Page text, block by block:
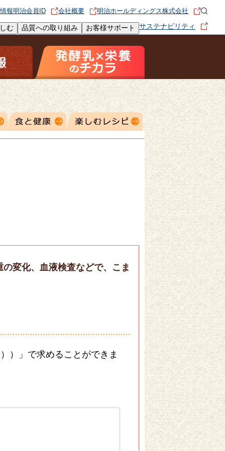
む 品質への取り組み お客様サポート サステナビリティ
報明治会員ID 会社概要 明治ホールディングス株式会社
変化、血液検査などで、こま
）」で求めることができま